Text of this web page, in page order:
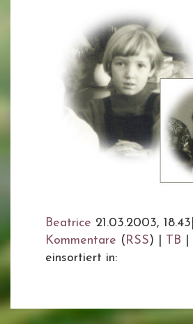
Beatrice 21.03.2003, 18.43
Kommentare ( RSS) | TB
einsortiert in: